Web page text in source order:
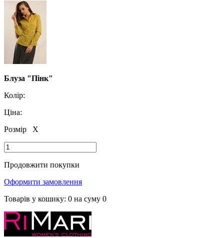
Блуза "Пінк"
Колір:
Ціна:
Розмір
X
Продовжити покупки
Оформити замовлення
Товарів у кошику: 0 на суму 0